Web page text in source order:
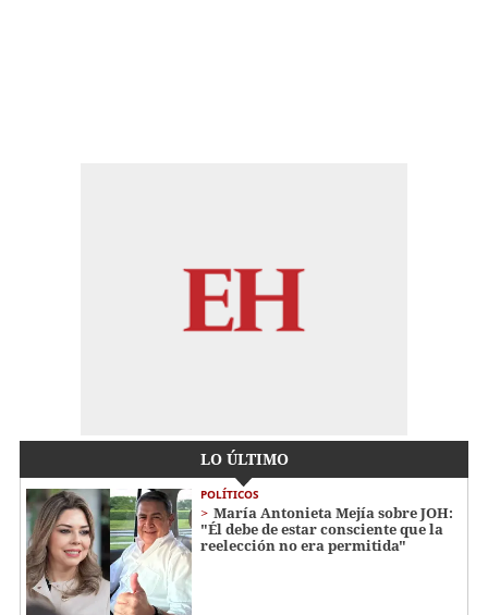
LO ÚLTIMO
POLÍTICOS
María Antonieta Mejía sobre JOH:
"Él debe de estar consciente que la
reelección no era permitida"